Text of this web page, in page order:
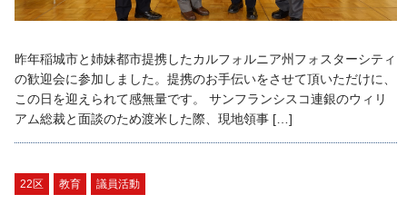
昨年稲城市と姉妹都市提携したカルフォルニア州フォスターシティ
の歓迎会に参加しました。提携のお手伝いをさせて頂いただけに、
この日を迎えられて感無量です。 サンフランシスコ連銀のウィリ
アム総裁と面談のため渡米した際、現地領事 […]
22区 教育 議員活動